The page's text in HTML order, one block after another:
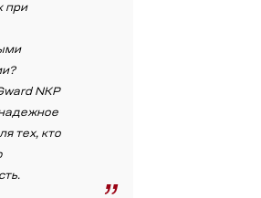
при
NKP
тех, кто